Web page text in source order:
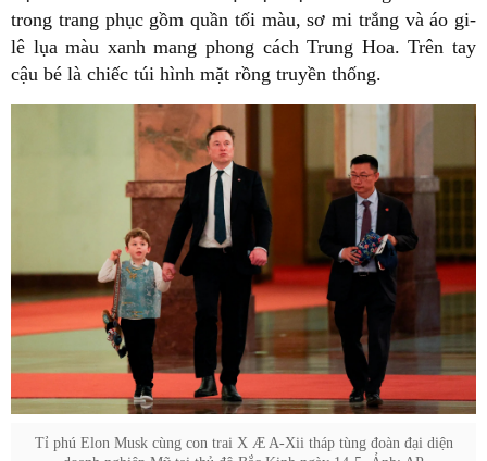
trong trang phục gồm quần tối màu, sơ mi trắng và áo gi-
lê lụa màu xanh mang phong cách Trung Hoa. Trên tay
cậu bé là chiếc túi hình mặt rồng truyền thống.
Tỉ phú Elon Musk cùng con trai X Æ A-Xii tháp tùng đoàn đại diện